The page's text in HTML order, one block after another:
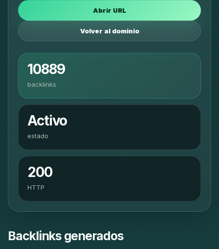
Abrir URL
Volver al dominio
10889
backlinks
Activo
estado
200
HTTP
Backlinks generados